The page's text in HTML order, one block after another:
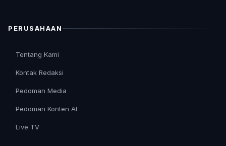
PERUSAHAAN
Tentang Kami
Kontak Redaksi
Pedoman Media
Pedoman Konten AI
Live TV